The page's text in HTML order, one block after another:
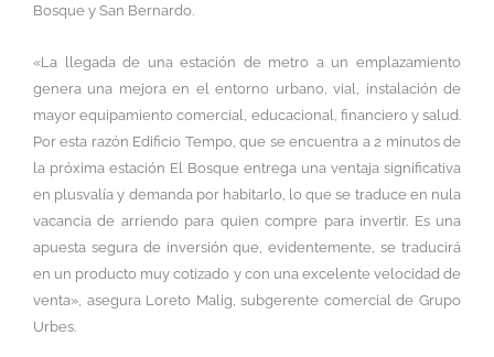
Bosque y San Bernardo.
«La llegada de una estación de metro a un emplazamiento
genera una mejora en el entorno urbano, vial, instalación de
mayor equipamiento comercial, educacional, financiero y salud.
Por esta razón Edificio Tempo, que se encuentra a 2 minutos de
la próxima estación El Bosque entrega una ventaja significativa
en plusvalía y demanda por habitarlo, lo que se traduce en nula
vacancia de arriendo para quien compre para invertir. Es una
apuesta segura de inversión que, evidentemente, se traducirá
en un producto muy cotizado y con una excelente velocidad de
venta», asegura Loreto Malig, subgerente comercial de Grupo
Urbes.